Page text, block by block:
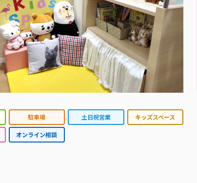
駐車場 土日祝営業 キッズスペース
オンライン相談